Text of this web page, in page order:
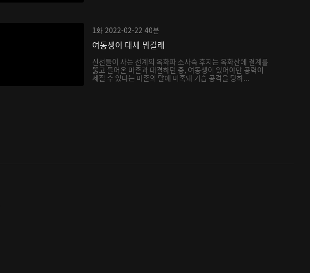
1화 2022-02-22 40분
여동생이 대체 뭐길래
신선들이 사는 선계의 옥화파 소사숙 후지는 옥화산에 결계를
뚫고 들어온 마존과 대결하던 중, 여동생이 있어야만 공력이
세질 수 있다는 마존의 말에 미혹돼 기습 공격을 당하...